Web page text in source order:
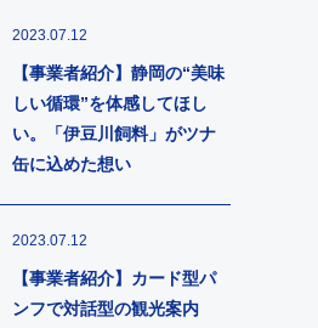
2023.07.12
【事業者紹介】静岡の“美味
しい循環”を体感してほし
い。「伊豆川飼料」がツナ
缶に込めた想い
2023.07.12
【事業者紹介】カード型パ
ンフで対話型の観光案内